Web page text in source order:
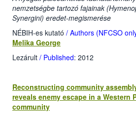
nemzetségbe tartozó fajainak
Synergini) eredet-megismerése
NÉBIH-es kutató / Authors (NFCSO
Melika George
Lezárult / Published: 2012
Reconstructing community
reveals enemy escape in a Western
community